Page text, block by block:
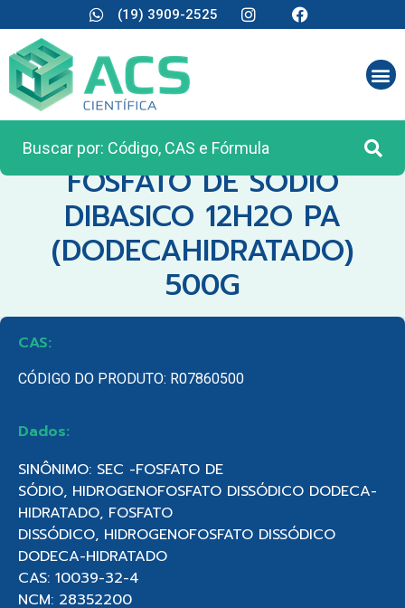
(19) 3909-2525
CATEGORIA:REAGENTES ANALÍTICOS
FOSFATO DE SODIO
DIBASICO 12H2O PA
(DODECAHIDRATADO)
500G
CAS:
CÓDIGO DO PRODUTO: R07860500
Dados:
SINÔNIMO: SEC -FOSFATO DE
SÓDIO, HIDROGENOFOSFATO DISSÓDICO DODECA-
HIDRATADO, FOSFATO
DISSÓDICO, HIDROGENOFOSFATO DISSÓDICO
DODECA-HIDRATADO
CAS: 10039-32-4
NCM: 28352200